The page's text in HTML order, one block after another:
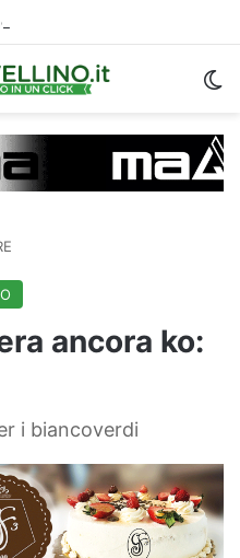
ancora ko:
i biancoverdi